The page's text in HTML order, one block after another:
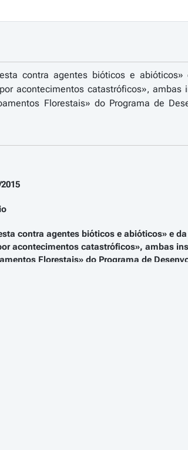
contra agentes bióticos e
acontecimentos catastróficos», ambas
Florestais» do Programa de
contra agentes bióticos e abióticos» e
acontecimentos catastróficos», ambas
Florestais» do Programa de